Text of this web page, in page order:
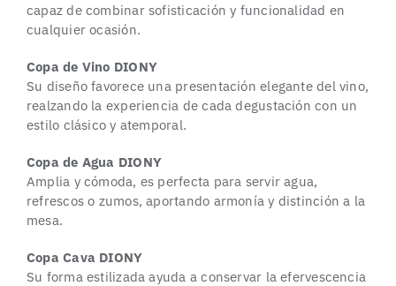
capaz de combinar sofisticación y funcionalidad en
cualquier ocasión.
Copa de Vino DIONY
Su diseño favorece una presentación elegante del vino,
realzando la experiencia de cada degustación con un
estilo clásico y atemporal.
Copa de Agua DIONY
Amplia y cómoda, es perfecta para servir agua,
refrescos o zumos, aportando armonía y distinción a la
mesa.
Copa Cava DIONY
Su forma estilizada ayuda a conservar la efervescencia